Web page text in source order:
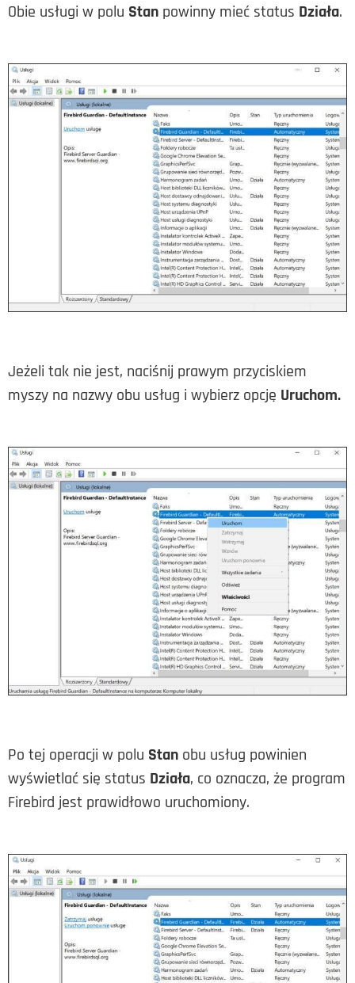
Obie usługi w polu Stan powinny mieć status Działa.
Jeżeli tak nie jest, naciśnij prawym przyciskiem
myszy na nazwy obu usług i wybierz opcję Uruchom.
Po tej operacji w polu Stan obu usług powinien
wyświetlać się status Działa, co oznacza, że program
Firebird jest prawidłowo uruchomiony.